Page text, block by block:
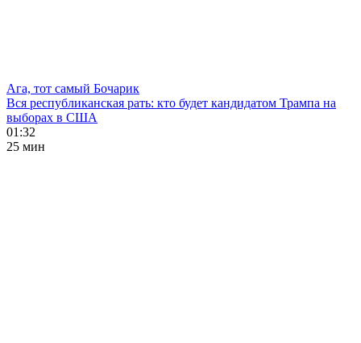
Ага, тот самый Бочарик
Вся республиканская рать: кто будет кандидатом Трампа на
выборах в США
01:32
25 мин